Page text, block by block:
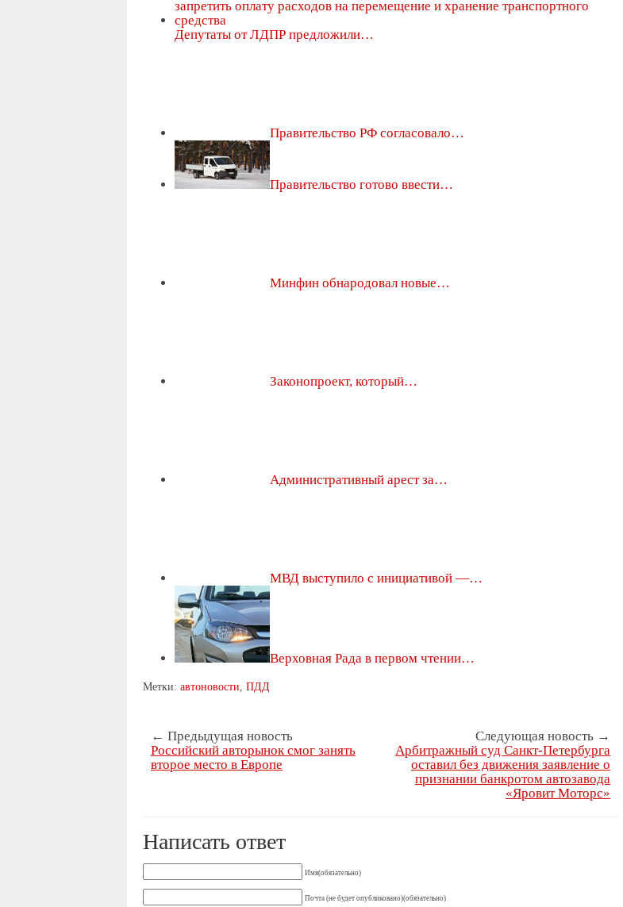
Депутаты от ЛДПР предложили…
Правительство РФ согласовало…
Правительство готово ввести…
Минфин обнародовал новые…
Законопроект, который…
Административный арест за…
МВД выступило с инициативой —…
Верховная Рада в первом чтении…
Метки: автоновости ПДД
← Предыдущая новость
Российский авторынок смог занять
второе место в Европе
Следующая новость →
Арбитражный суд Санкт-Петербурга
оставил без движения заявление о
признании банкротом автозавода
«Яровит Моторс»
Написать ответ
Имя(обязательно)
Почта (не будет опубликовано)(обязательно)